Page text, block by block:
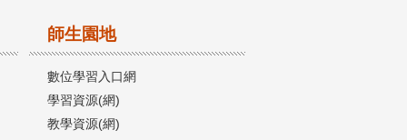
師生園地
數位學習入口網
學習資源(網)
教學資源(網)